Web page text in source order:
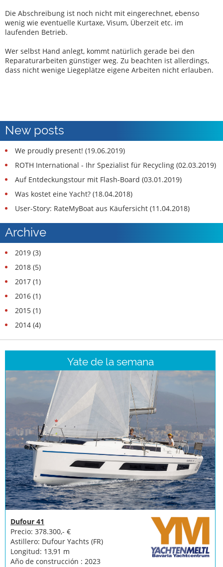
Die Abschreibung ist noch nicht mit eingerechnet, ebenso
wenig wie eventuelle Kurtaxe, Visum, Überzeit etc. im
laufenden Betrieb.
Wer selbst Hand anlegt, kommt natürlich gerade bei den
Reparaturarbeiten günstiger weg. Zu beachten ist allerdings,
dass nicht wenige Liegeplätze eigene Arbeiten nicht erlauben.
New posts
We proudly present! (19.06.2019)
ROTH International - Ihr Spezialist für Recycling (02.03.2019)
Auf Entdeckungstour mit Flash-Board (03.01.2019)
Was kostet eine Yacht? (18.04.2018)
User-Story: RateMyBoat aus Käufersicht (11.04.2018)
Archive
2019 (3)
2018 (5)
2017 (1)
2016 (1)
2015 (1)
2014 (4)
Yate de la semana
Dufour 41
Precio: 378.300,- €
Astillero: Dufour Yachts (FR)
Longitud: 13,91 m
Año de construcción : 2023